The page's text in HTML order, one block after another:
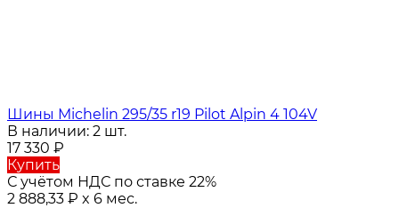
Шины Michelin 295/35 r19 Pilot Alpin 4 104V
В наличии: 2 шт.
17 330 ₽
Купить
С учётом НДС по ставке 22%
2 888,33 ₽ x 6 мес.